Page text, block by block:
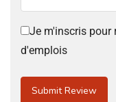
Je m'inscris pour
d'emplois